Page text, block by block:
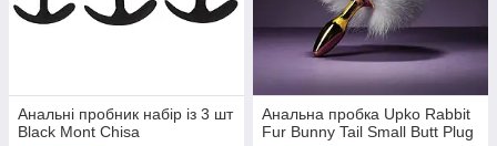
Анальні пробник набір із 3 шт
Black Mont Chisa
Анальна пробка Upko Rabbit
Fur Bunny Tail Small Butt Plug